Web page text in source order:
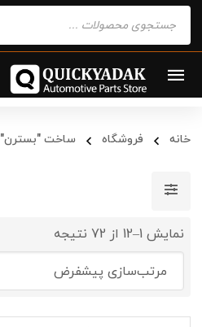
search
خانه فروشگاه ساخت "بسترن"
نمایش 1–12 از 72 نتیجه